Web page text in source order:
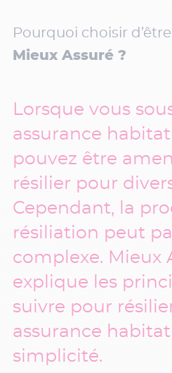
Pourquoi choisir d’être
Mieux Assuré ?
Lorsque vous
assurance
pouvez être
résilier pour
Cependant, la
résiliation peut
complexe. Mieux
explique les
suivre pour
assurance
simplicité.